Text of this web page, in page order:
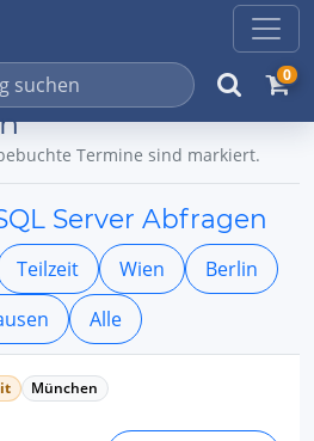
0
Termine sind markiert.
Server Abfragen
Teilzeit Wien
Berlin
Alle
München